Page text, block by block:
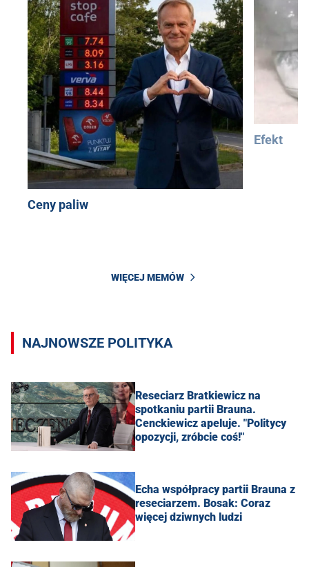
Ceny paliw
Efekt
WIĘCEJ MEMÓW
NAJNOWSZE POLITYKA
Reseciarz Bratkiewicz na
spotkaniu partii Brauna.
Cenckiewicz apeluje. "Politycy
opozycji, zróbcie coś!"
Echa współpracy partii Brauna z
reseciarzem. Bosak: Coraz
więcej dziwnych ludzi